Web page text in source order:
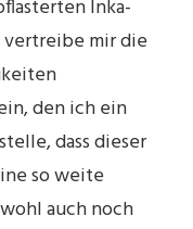
Inka-
mir die
den ich ein
dass dieser
so weite
auch noch